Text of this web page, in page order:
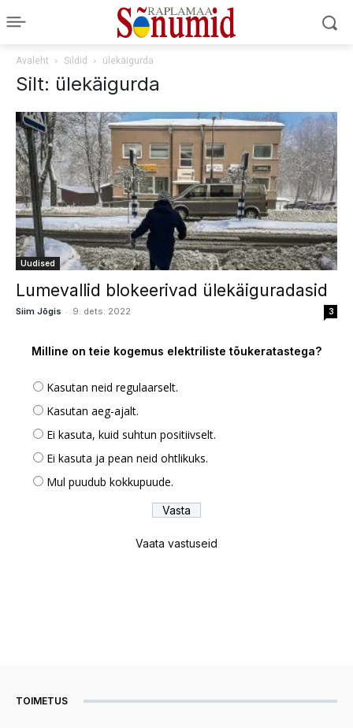
Avaleht Sildid ülekäigurda
Silt: ülekäigurda
Uudised
Lumevallid blokeerivad ülekäiguradasid
Siim Jõgis - 9. dets. 2022 3
Milline on teie kogemus elektriliste tõukeratastega?
Kasutan neid regulaarselt.
Kasutan aeg-ajalt.
Ei kasuta, kuid suhtun positiivselt.
Ei kasuta ja pean neid ohtlikuks.
Mul puudub kokkupuude.
Vaata vastuseid
TOIMETUS